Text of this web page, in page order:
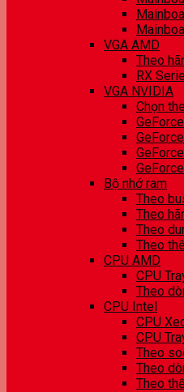
VGA AMD
Theo
RX
VGA NVIDIA
Chọn
Bộ nhớ ram
Theo
Theo
Theo
Theo
CPU AMD
CPU
Theo
CPU Intel
CPU
CPU
Theo
Theo
Theo